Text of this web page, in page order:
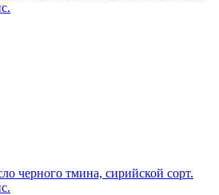
черного тмина, сирийской сорт.